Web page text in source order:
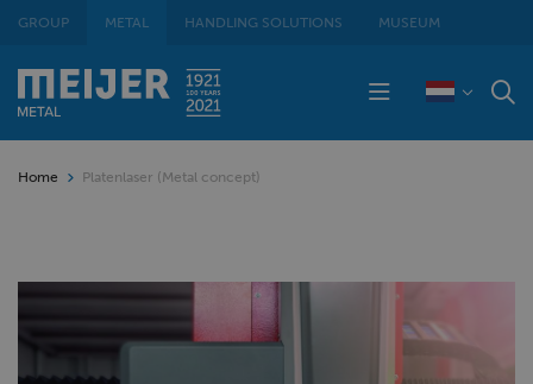
GROUP METAL HANDLING SOLUTIONS MUSEUM
Home Platenlaser (Metal concept)